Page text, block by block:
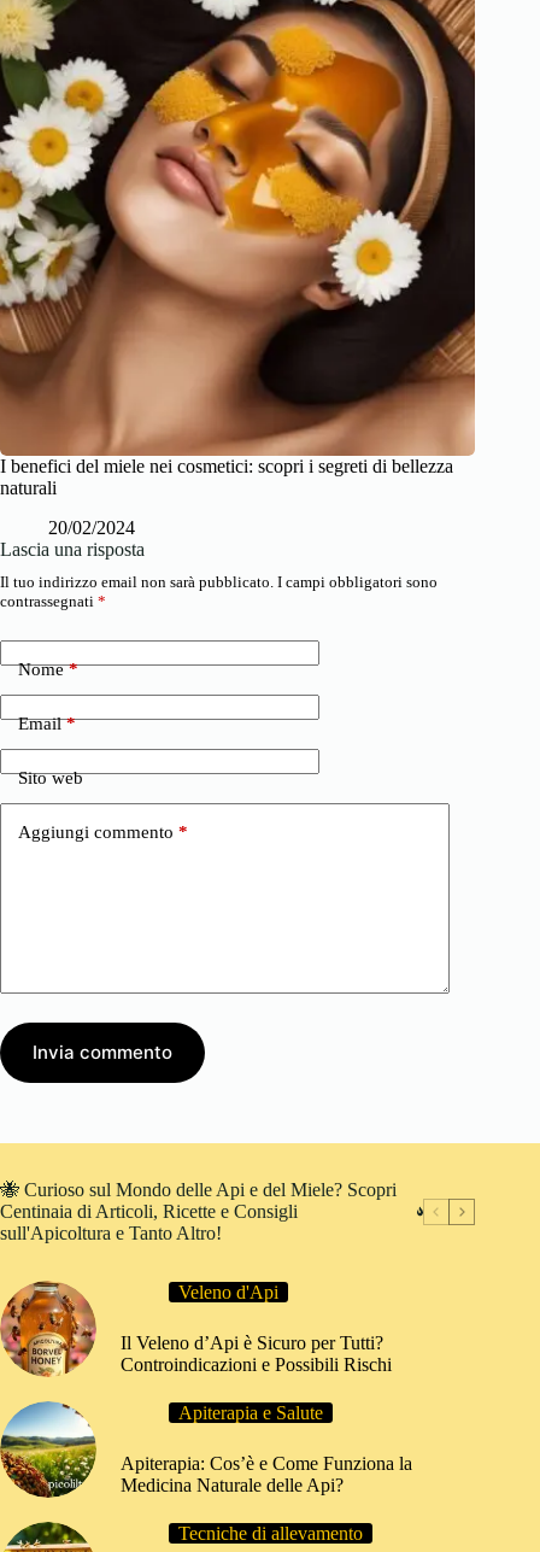
I benefici del miele nei cosmetici: scopri i segreti di bellezza
naturali
20/02/2024
Lascia una risposta
Il tuo indirizzo email non sarà pubblicato. I campi obbligatori sono
contrassegnati *
Nome*
Email*
Sito web
Aggiungi commento *
Invia commento
🐝 Curioso sul Mondo delle Api e del Miele? Scopri
Centinaia di Articoli, Ricette e Consigli
sull'Apicoltura e Tanto Altro!
Veleno d'Api
Il Veleno d’Api è Sicuro per Tutti?
Controindicazioni e Possibili Rischi
Apiterapia e Salute
Apiterapia: Cos’è e Come Funziona la
Medicina Naturale delle Api?
Tecniche di allevamento